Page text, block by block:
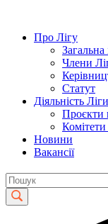
Про Лігу
Загальна
Члени
Статут
Діяльність Ліги
Проєкти
Комітети
Новини
Вакансії